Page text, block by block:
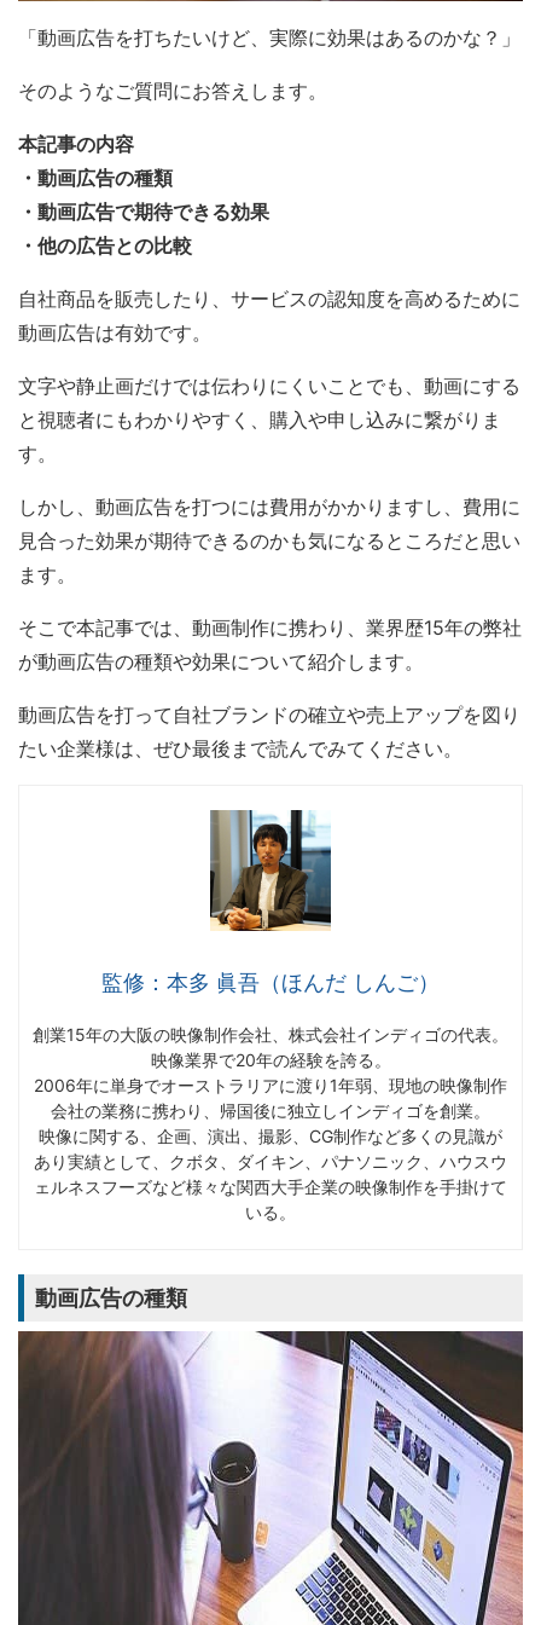
「動画広告を打ちたいけど、実際に効果はあるのかな？」
そのようなご質問にお答えします。
本記事の内容
・動画広告の種類
・動画広告で期待できる効果
・他の広告との比較
自社商品を販売したり、サービスの認知度を高めるために
動画広告は有効です。
文字や静止画だけでは伝わりにくいことでも、動画にする
と視聴者にもわかりやすく、購入や申し込みに繋がりま
す。
しかし、動画広告を打つには費用がかかりますし、費用に
見合った効果が期待できるのかも気になるところだと思い
ます。
そこで本記事では、動画制作に携わり、業界歴15年の弊社
が動画広告の種類や効果について紹介します。
動画広告を打って自社ブランドの確立や売上アップを図り
たい企業様は、ぜひ最後まで読んでみてください。
監修：本多 眞吾（ほんだ しんご）
創業15年の大阪の映像制作会社、株式会社インディゴの代表。
映像業界で20年の経験を誇る。
2006年に単身でオーストラリアに渡り1年弱、現地の映像制作
会社の業務に携わり、帰国後に独立しインディゴを創業。
映像に関する、企画、演出、撮影、CG制作など多くの見識が
あり実績として、クボタ、ダイキン、パナソニック、ハウスウ
ェルネスフーズなど様々な関西大手企業の映像制作を手掛けて
いる。
動画広告の種類